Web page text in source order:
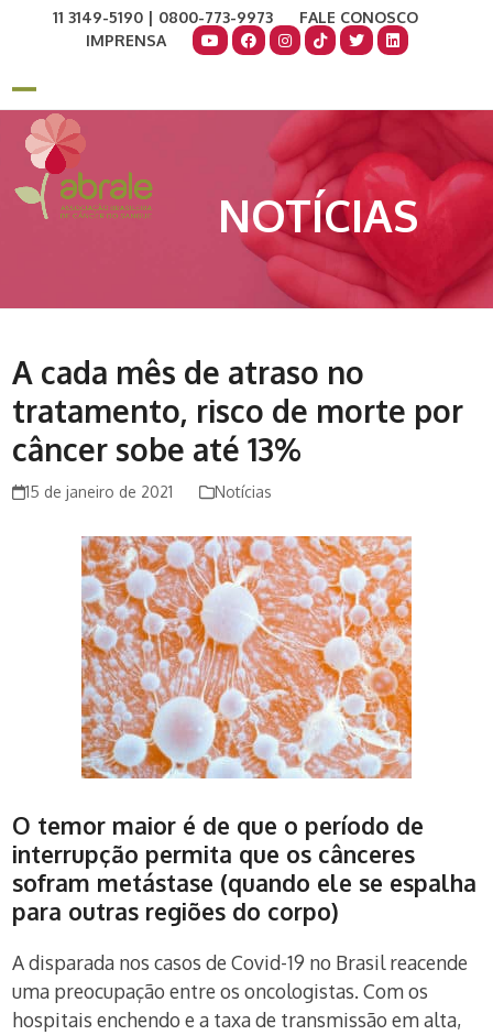
11 3149-5190 | 0800-773-9973
FALE CONOSCO
IMPRENSA
Open
mobile
menu
Close
mobile
menu
NOTÍCIAS
A cada mês de atraso no
tratamento, risco de morte por
câncer sobe até 13%
15 de janeiro de 2021 Notícias
O temor maior é de que o período de
interrupção permita que os cânceres
sofram metástase (quando ele se espalha
para outras regiões do corpo)
A disparada nos casos de Covid-19 no Brasil reacende
uma preocupação entre os oncologistas. Com os
hospitais enchendo e a taxa de transmissão em alta,